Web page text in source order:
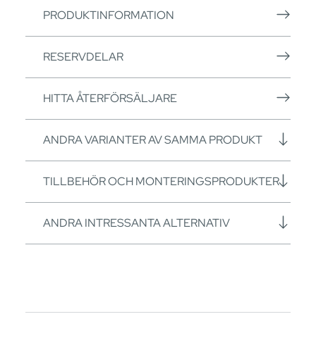
PRODUKTINFORMATION
RESERVDELAR
HITTA ÅTERFÖRSÄLJARE
ANDRA VARIANTER AV SAMMA PRODUKT
TILLBEHÖR OCH MONTERINGSPRODUKTER
ANDRA INTRESSANTA ALTERNATIV